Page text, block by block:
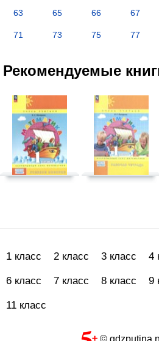
63 65 66 67
71 73 75 77
Рекомендуемые
1 класс 2 класс 3 класс 4
6 класс 7 класс 8 класс 9
11 класс
©